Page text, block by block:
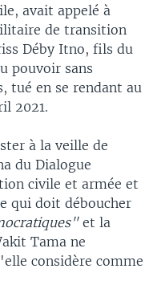
avait appelé à
de transition
Déby Itno, fils du
pouvoir sans
tué en se rendant au
2021.
à la veille de
du Dialogue
civile et armée et
qui doit déboucher
et la
Tama ne
considère comme